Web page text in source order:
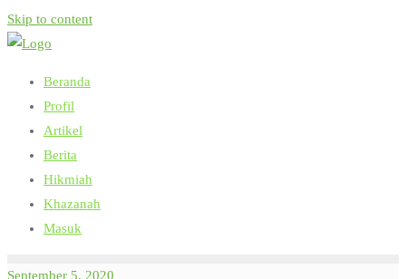
Skip to content
Beranda
Profil
Artikel
Berita
Hikmiah
Khazanah
Masuk
September 5, 2020